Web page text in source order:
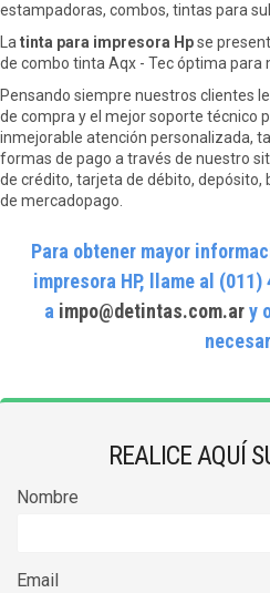
estampadoras, combos, tintas para
La tinta para impresora Hpse
de combo tinta Aqx - Tec óptima para
Pensando siempre nuestros clientes
de compra y el mejor soporte técnico
inmejorable atención personalizada,
formas de pago a través de nuestro
de crédito, tarjeta de débito, depósito,
de mercadopago.
Para obtener mayor
impresora HP, llame al
a impo@detintas.com.ary
REALICE AQUÍ
Nombre
Email